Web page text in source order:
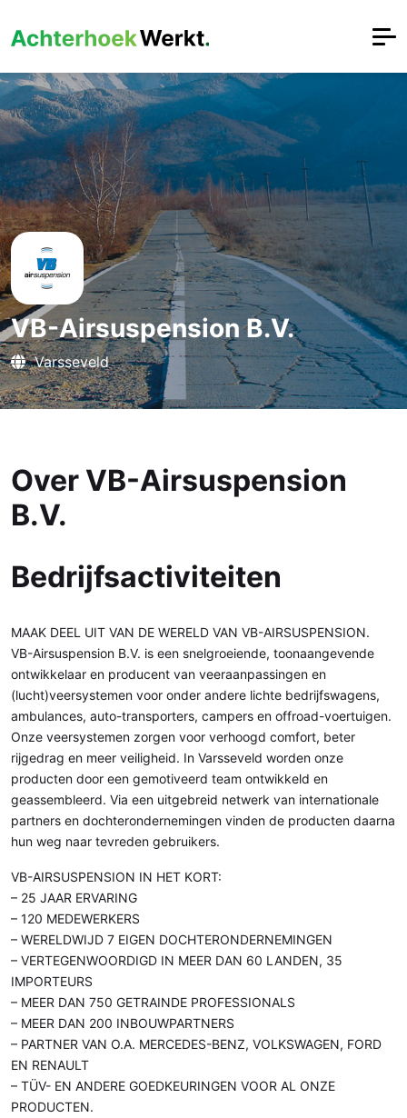
VB-Airsuspension B.V.
Varsseveld
Over VB-Airsuspension
B.V.
Bedrijfsactiviteiten
MAAK DEEL UIT VAN DE WERELD VAN VB-AIRSUSPENSION.
VB-Airsuspension B.V. is een snelgroeiende, toonaangevende
ontwikkelaar en producent van veeraanpassingen en
(lucht)veersystemen voor onder andere lichte bedrijfswagens,
ambulances, auto-transporters, campers en offroad-voertuigen.
Onze veersystemen zorgen voor verhoogd comfort, beter
rijgedrag en meer veiligheid. In Varsseveld worden onze
producten door een gemotiveerd team ontwikkeld en
geassembleerd. Via een uitgebreid netwerk van internationale
partners en dochterondernemingen vinden de producten daarna
hun weg naar tevreden gebruikers.
VB-AIRSUSPENSION IN HET KORT:
– 25 JAAR ERVARING
– 120 MEDEWERKERS
– WERELDWIJD 7 EIGEN DOCHTERONDERNEMINGEN
– VERTEGENWOORDIGD IN MEER DAN 60 LANDEN, 35
IMPORTEURS
– MEER DAN 750 GETRAINDE PROFESSIONALS
– MEER DAN 200 INBOUWPARTNERS
– PARTNER VAN O.A. MERCEDES-BENZ, VOLKSWAGEN, FORD
EN RENAULT
– TÜV- EN ANDERE GOEDKEURINGEN VOOR AL ONZE
PRODUCTEN.